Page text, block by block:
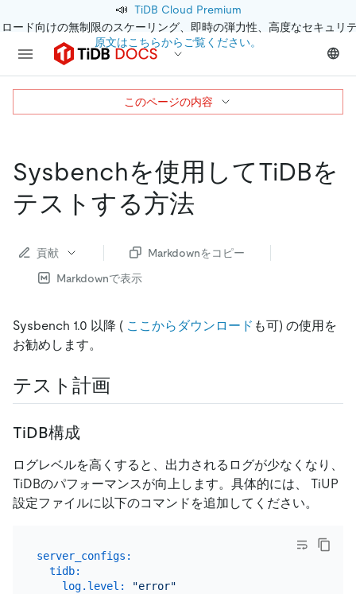
📣 TiDB Cloud Premium
ード向けの無制限のスケーリング、即時の弾力性、高度なセキュリ
原文はこちらからご覧ください。
Sysbenchを使用してTiDBを
テストする方法
貢献
Markdownをコピー
Markdownで表示
Sysbench 1.0 以降 ( ここからダウンロード も可) の使用を
お勧めします。
テスト計画
TiDB構成
ログレベルを高くすると、出力されるログが少なくなり、
TiDBのパフォーマンスが向上します。具体的には、 TiUP
設定ファイルに以下のコマンドを追加してください。
server_configs:
tidb:
log.level:
"error"
このページの内容